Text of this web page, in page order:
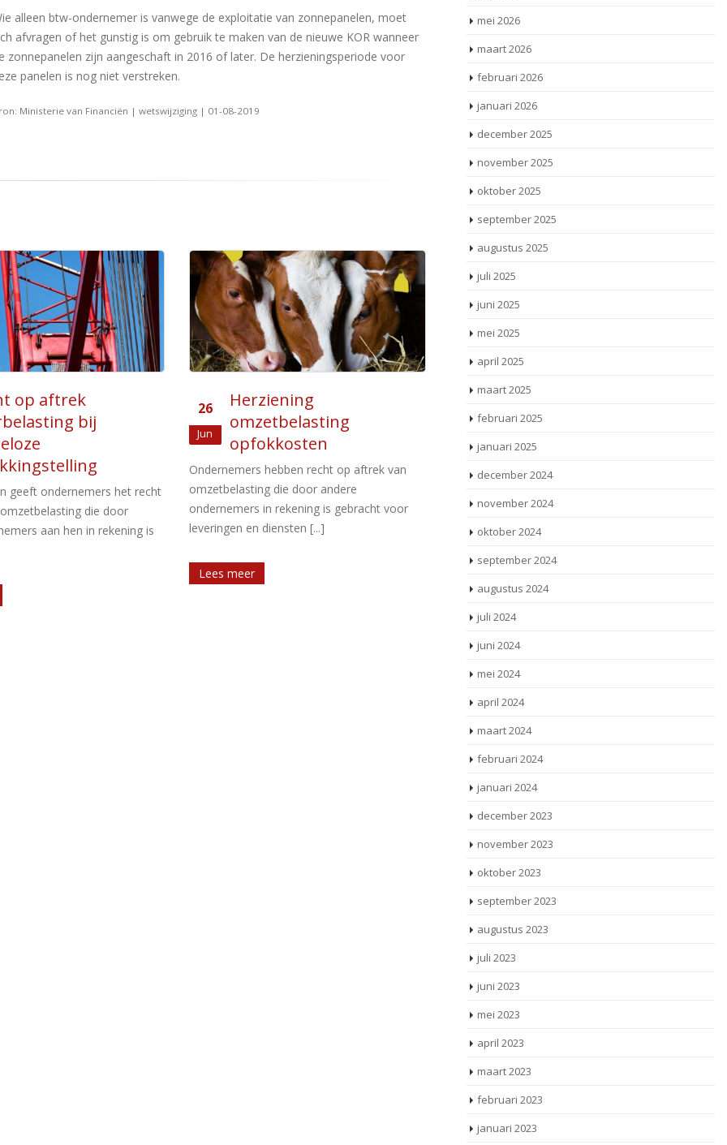
alleen btw-ondernemer is vanwege de exploitatie van zonnepanelen, moet
afvragen of het gunstig is om gebruik te maken van de nieuwe KOR wanneer
zonnepanelen zijn aangeschaft in 2016 of later. De herzieningsperiode voor
panelen is nog niet verstreken.
Ministerie van Financiën | wetswijziging | 01-08-2019
recht op aftrek van
die door andere
rekening is gebracht voor
[...]
26
Jul
Toepassing
verleggingsregeling
Volgens de Wet op de
omzetbelasting is de ondernemer die een
levering of dienst verricht in beginsel degene
van [...]
Stichting, die
tuchtcolleges
ondersteunt, is btw-
ondernemer
voor de advocatuur. De Nederlandse orde
van advocaten (NOvA) betaalt hiervoor een
Lees meer
mei 2026
maart 2026
februari 2026
januari 2026
december 2025
november 2025
oktober 2025
september 2025
augustus 2025
juli 2025
juni 2025
mei 2025
april 2025
maart 2025
februari 2025
januari 2025
december 2024
november 2024
oktober 2024
september 2024
augustus 2024
juli 2024
juni 2024
mei 2024
april 2024
maart 2024
februari 2024
januari 2024
december 2023
november 2023
oktober 2023
september 2023
augustus 2023
juli 2023
juni 2023
mei 2023
april 2023
maart 2023
februari 2023
januari 2023